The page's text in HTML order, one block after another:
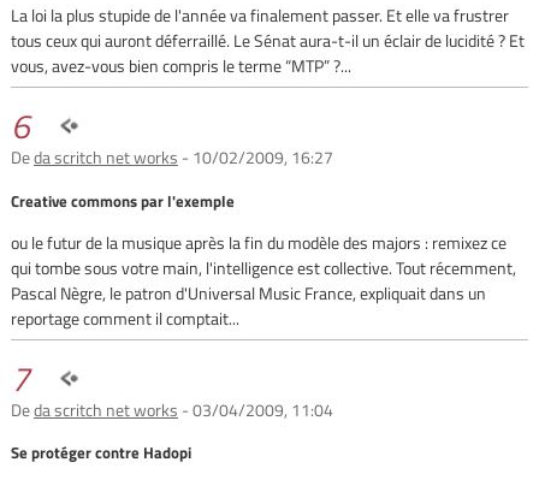
La loi la plus stupide de l'année va finalement passer. Et elle va frustrer
tous ceux qui auront déferraillé. Le Sénat aura-t-il un éclair de lucidité ? Et
vous, avez-vous bien compris le terme “MTP” ?...
6
Deda scritch net works - 10/02/2009, 16:27
Creative commons par l'exemple
ou le futur de la musique après la fin du modèle des majors : remixez ce
qui tombe sous votre main, l'intelligence est collective. Tout récemment,
Pascal Nègre, le patron d'Universal Music France, expliquait dans un
reportage comment il comptait...
7
Deda scritch net works - 03/04/2009, 11:04
Se protéger contre Hadopi